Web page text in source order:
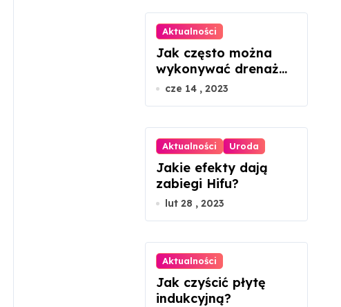
Aktualności
Jak często można
wykonywać drenaż
limfatyczny twarzy?
cze 14 , 2023
Aktualności Uroda
Jakie efekty dają
zabiegi Hifu?
lut 28 , 2023
Aktualności
Jak czyścić płytę
indukcyjną?